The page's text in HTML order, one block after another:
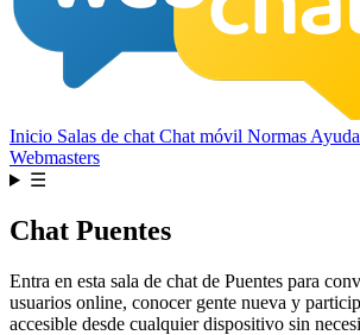
Inicio Salas de chat Chat móvil Normas Ayuda
Webmasters
☰
Chat Puentes
Entra en esta sala de chat de Puentes para
usuarios online, conocer gente nueva y
accesible desde cualquier dispositivo sin